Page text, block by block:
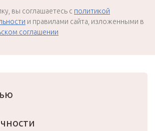
вы соглашаетесь с политикой
и правилами сайта, изложенными в
соглашении